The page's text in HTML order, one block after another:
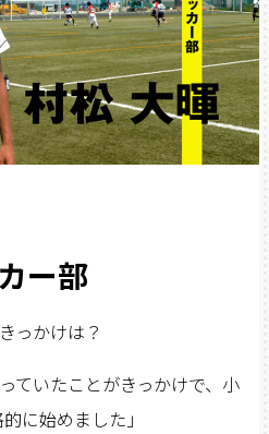
ー部
っかけは？
ていたことがきっかけで、小
に始めました」